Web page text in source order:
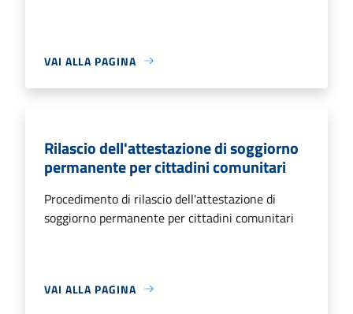
VAI ALLA PAGINA
Rilascio dell'attestazione di soggiorno
permanente per cittadini comunitari
Procedimento di rilascio dell'attestazione di
soggiorno permanente per cittadini comunitari
VAI ALLA PAGINA